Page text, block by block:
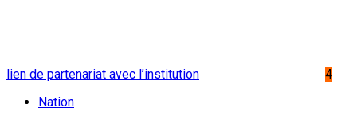
lien de partenariat avec l’institution
4
Nation